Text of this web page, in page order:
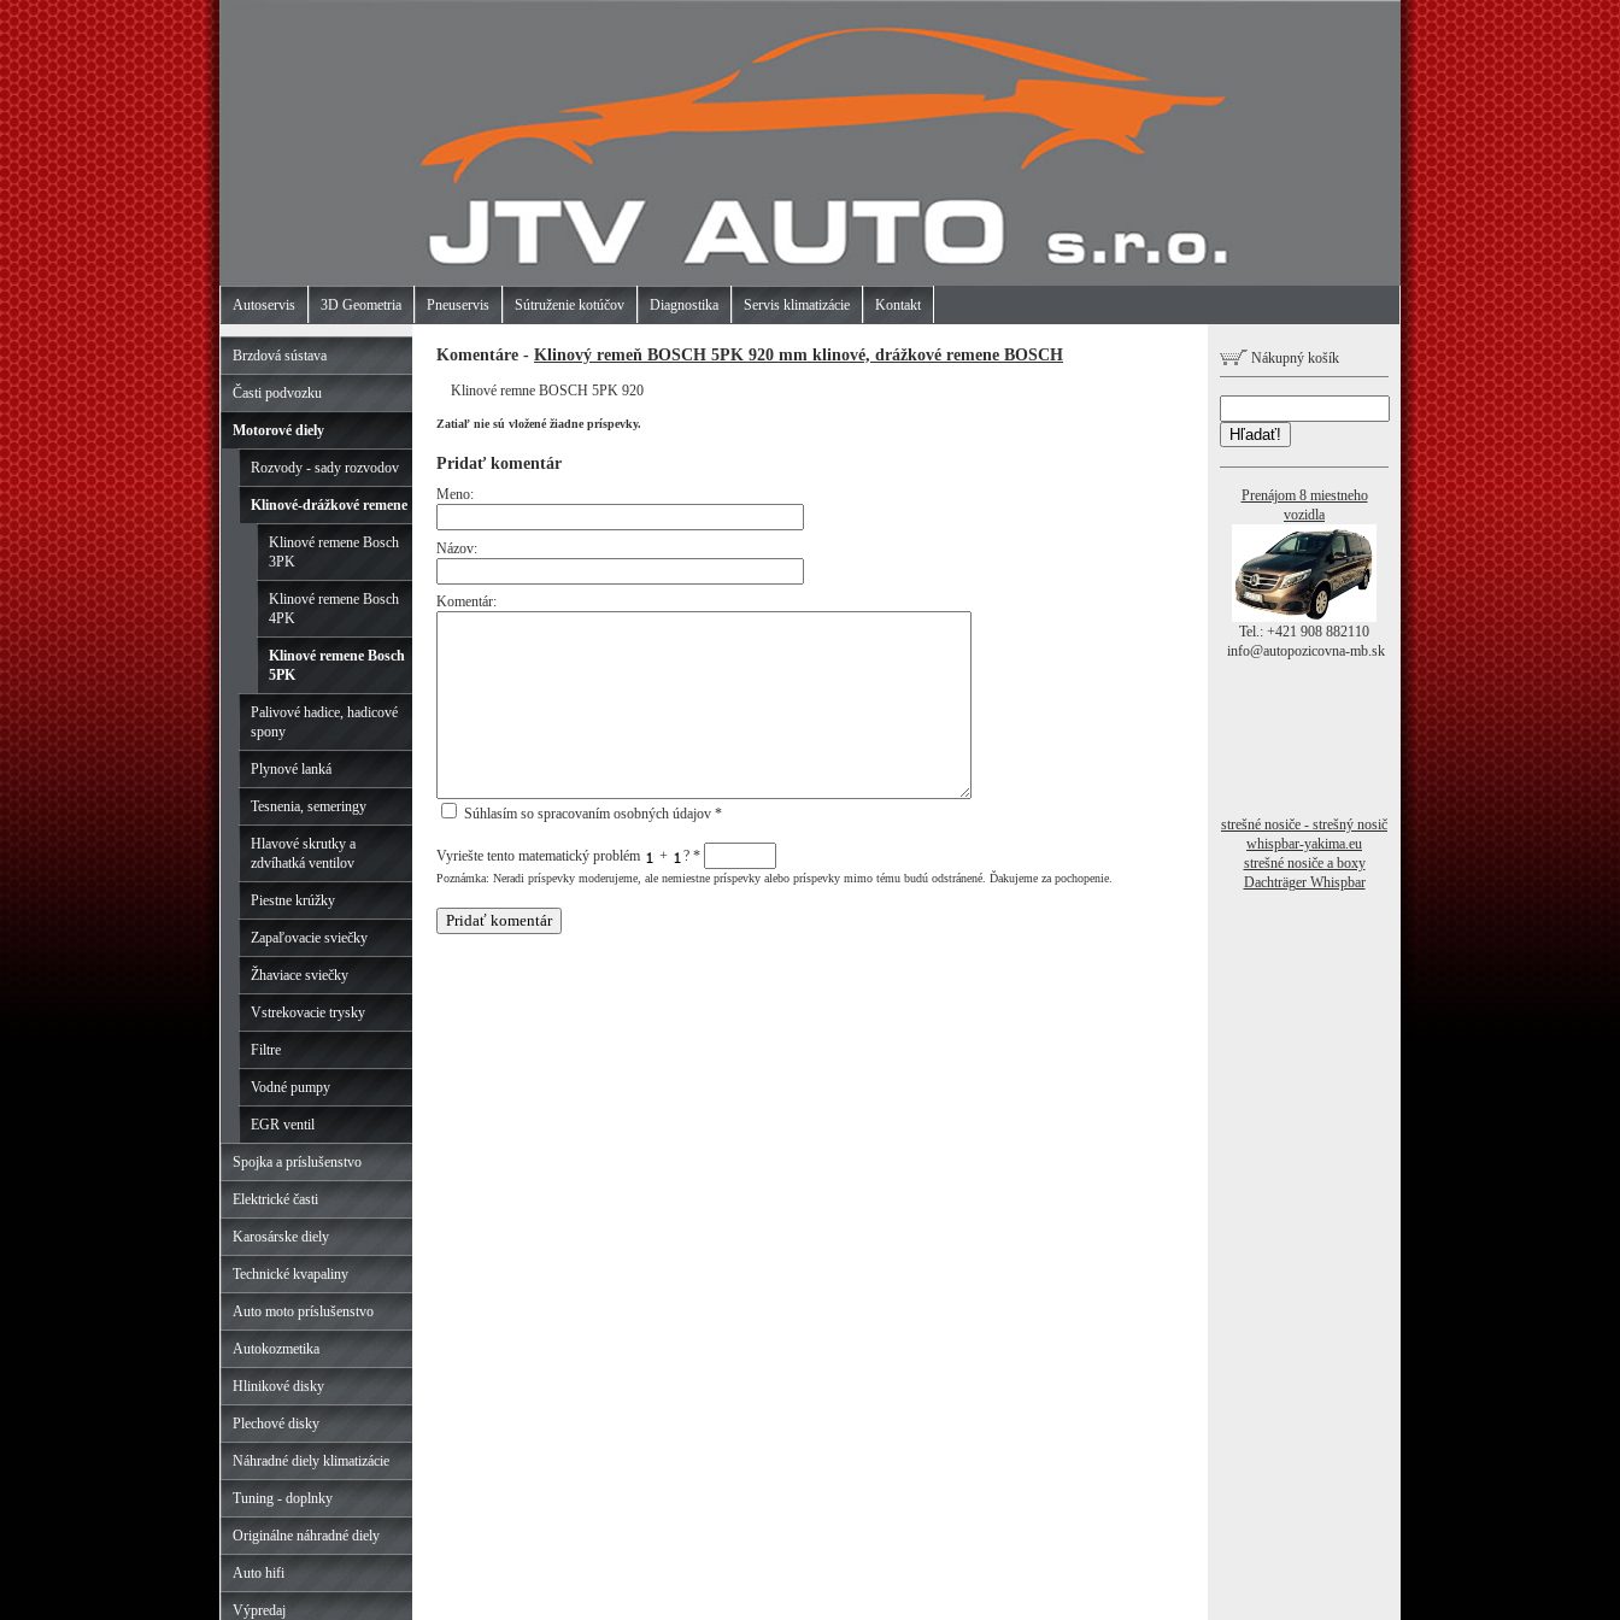
Autoservis 3D Geometria Pneuservis Sútruženie kotúčov Diagnostika Servis klimatizácie Kontakt
Brzdová sústava
Časti podvozku
Motorové diely
Rozvody - sady rozvodov
Klinové-drážkové remene
Klinové remene Bosch
3PK
Klinové remene Bosch
4PK
Klinové remene Bosch
5PK
Palivové hadice, hadicové
spony
Plynové lanká
Tesnenia, semeringy
Hlavové skrutky a
zdvíhatká ventilov
Piestne krúžky
Zapaľovacie sviečky
Žhaviace sviečky
Vstrekovacie trysky
Filtre
Vodné pumpy
EGR ventil
Spojka a príslušenstvo
Elektrické časti
Karosárske diely
Technické kvapaliny
Auto moto príslušenstvo
Autokozmetika
Hlinikové disky
Plechové disky
Náhradné diely klimatizácie
Tuning - doplnky
Originálne náhradné diely
Auto hifi
Výpredaj
Komentáre - Klinový remeň BOSCH 5PK 920 mm klinové, drážkové remene BOSCH
Klinové remne BOSCH 5PK 920
Zatiaľ nie sú vložené žiadne príspevky.
Pridať komentár
Meno:
Názov:
Komentár:
Súhlasím so spracovaním osobných údajov *
Vyriešte tento matematický problém + ? *
Poznámka: Neradi príspevky moderujeme, ale nemiestne príspevky alebo príspevky mimo tému budú odstránené. Ďakujeme za pochopenie.
Nákupný košík
Hľadať!
Prenájom 8 miestneho
vozidla
Tel.: +421 908 882110
info@autopozicovna-mb.sk
strešné nosiče - strešný nosič
whispbar-yakima.eu
strešné nosiče a boxy
Dachträger Whispbar